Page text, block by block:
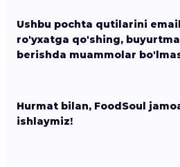
Ushbu pochta qutilarini
ro'yxatga qo'shing,
berishda muammolar
Hurmat bilan, FoodSoul
ishlaymiz!